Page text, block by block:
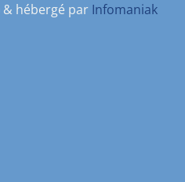
& hébergé par Infomaniak